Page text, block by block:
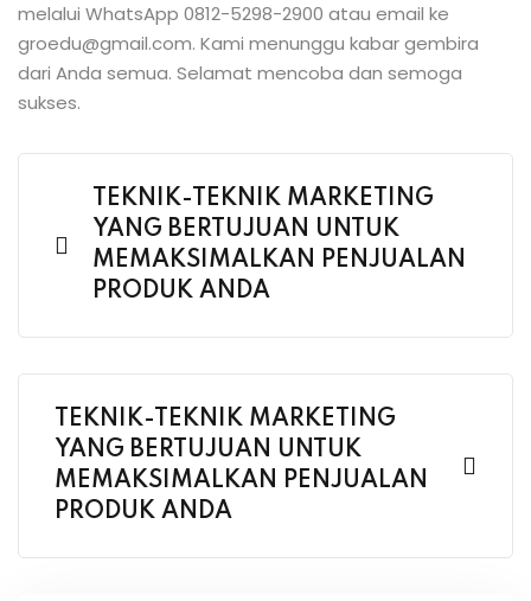
melalui WhatsApp 0812-5298-2900 atau email ke
groedu@gmail.com. Kami menunggu kabar gembira
dari Anda semua. Selamat mencoba dan semoga
sukses.
TEKNIK-TEKNIK MARKETING
YANG BERTUJUAN UNTUK
MEMAKSIMALKAN PENJUALAN
PRODUK ANDA
TEKNIK-TEKNIK MARKETING
YANG BERTUJUAN UNTUK
MEMAKSIMALKAN PENJUALAN
PRODUK ANDA